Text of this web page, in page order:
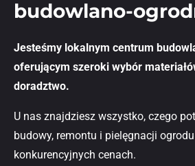
budowlano-
Jesteśmy lokalnym centrum
oferującym szeroki wybór
doradztwo.
U nas znajdziesz wszystko, czego
budowy, remontu i pielęgnacji
konkurencyjnych cenach.